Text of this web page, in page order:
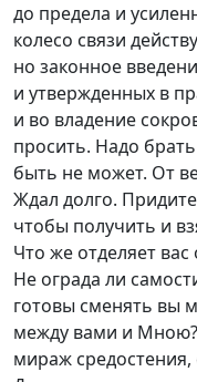
до предела и
колесо связи
но законное
и утвержденных в
и во владение
просить. Надо
быть не может. От
Ждал долго.
чтобы получить и
Что же отделяет
Не ограда ли
готовы сменять вы
между вами и Мною?
мираж